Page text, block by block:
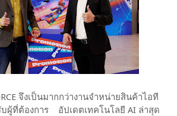
จึงเป็นมากกว่างานจำหน่ายสินค้าไอที
ผู้ที่ต้องการ อัปเดตเทคโนโลยี AI ล่าสุด